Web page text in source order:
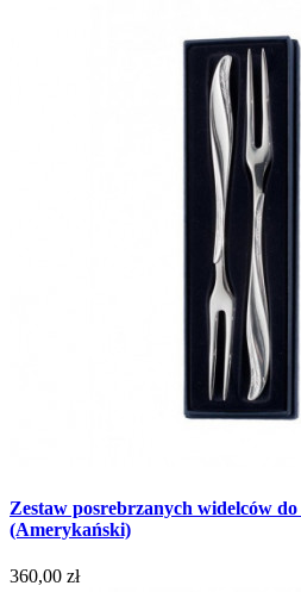
Zestaw posrebrzanych widelców do
(Amerykański)
360,00 zł